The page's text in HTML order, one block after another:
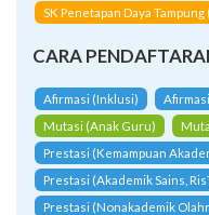
SK Penetapan Daya
CARA
Afirmasi (Inklusi)
Mutasi (Anak Guru)
Prestasi (Kemampuan
Prestasi (Akademik Sains,
Prestasi (Nonakademik